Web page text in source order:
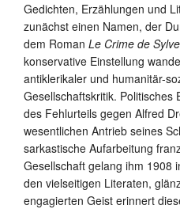
Gedichten, Erzählungen und
zunächst einen Namen, der
dem Roman Le Crime de
konservative Einstellung
antiklerikaler und humanitär-
Gesellschaftskritik. Politisches
des Fehlurteils gegen Alfred
wesentlichen Antrieb seines
sarkastische Aufarbeitung
Gesellschaft gelang ihm 1908
den vielseitigen Literaten,
engagierten Geist erinnert